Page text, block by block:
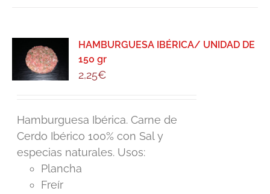
HAMBURGUESA IBÉRICA/ UNIDAD DE
150 gr
2,25€
Hamburguesa Ibérica. Carne de
Cerdo Ibérico 100% con Sal y
especias naturales. Usos:
Plancha
Freír